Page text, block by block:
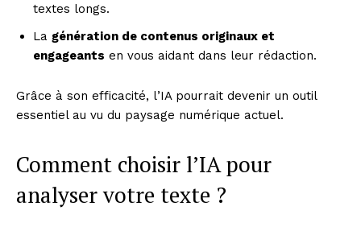
textes longs.
La génération de contenus originaux et
engageants en vous aidant dans leur rédaction.
Grâce à son efficacité, l’IA pourrait devenir un outil
essentiel au vu du paysage numérique actuel.
Comment choisir l’IA pour
analyser votre texte ?